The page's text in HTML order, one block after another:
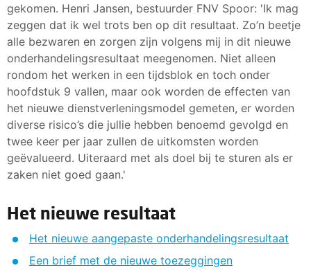
gekomen. Henri Jansen, bestuurder FNV Spoor: 'Ik mag
zeggen dat ik wel trots ben op dit resultaat. Zo’n beetje
alle bezwaren en zorgen zijn volgens mij in dit nieuwe
onderhandelingsresultaat meegenomen. Niet alleen
rondom het werken in een tijdsblok en toch onder
hoofdstuk 9 vallen, maar ook worden de effecten van
het nieuwe dienstverleningsmodel gemeten, er worden
diverse risico’s die jullie hebben benoemd gevolgd en
twee keer per jaar zullen de uitkomsten worden
geëvalueerd. Uiteraard met als doel bij te sturen als er
zaken niet goed gaan.'
Het nieuwe resultaat
Het nieuwe aangepaste onderhandelingsresultaat
Een brief met de nieuwe toezeggingen